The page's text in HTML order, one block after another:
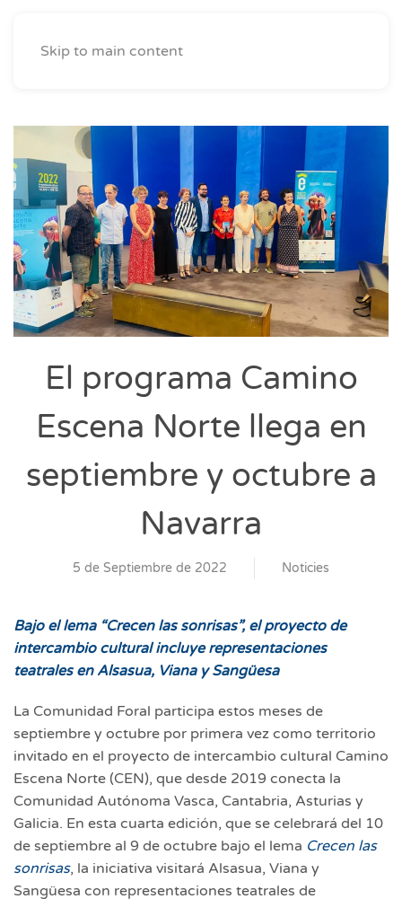
Skip to main content
El programa Camino
Escena Norte llega en
septiembre y octubre a
Navarra
5 de Septiembre de 2022 Noticies
Bajo el lema “Crecen las sonrisas”, el proyecto de
intercambio cultural incluye representaciones
teatrales en Alsasua, Viana y Sangüesa
La Comunidad Foral participa estos meses de
septiembre y octubre por primera vez como territorio
invitado en el proyecto de intercambio cultural Camino
Escena Norte (CEN), que desde 2019 conecta la
Comunidad Autónoma Vasca, Cantabria, Asturias y
Galicia. En esta cuarta edición, que se celebrará del 10
de septiembre al 9 de octubre bajo el lema Crecen las
sonrisas, la iniciativa visitará Alsasua, Viana y
Sangüesa con representaciones teatrales de